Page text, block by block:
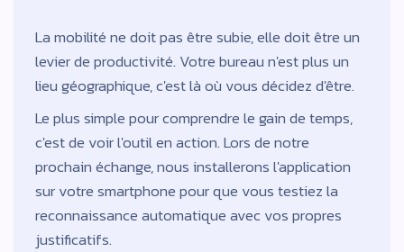
La mobilité ne doit pas être subie, elle doit être un
levier de productivité. Votre bureau n'est plus un
lieu géographique, c'est là où vous décidez d'être.
Le plus simple pour comprendre le gain de temps,
c'est de voir l'outil en action. Lors de notre
prochain échange, nous installerons l'application
sur votre smartphone pour que vous testiez la
reconnaissance automatique avec vos propres
justificatifs.